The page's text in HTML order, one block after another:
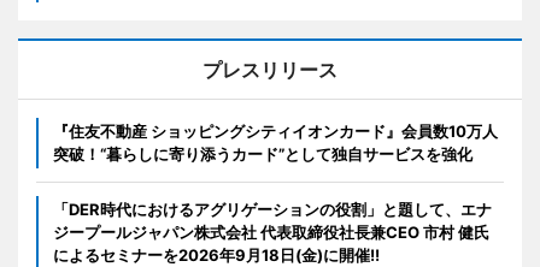
プレスリリース
『住友不動産 ショッピングシティイオンカード』会員数10万人
突破！“暮らしに寄り添うカード”として独自サービスを強化
「DER時代におけるアグリゲーションの役割」と題して、エナ
ジープールジャパン株式会社 代表取締役社長兼CEO 市村 健氏
によるセミナーを2026年9月18日(金)に開催!!